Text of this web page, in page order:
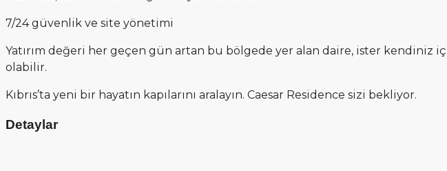
7/24 güvenlik ve site yönetimi
Yatırım değeri her geçen gün artan bu bölgede yer alan daire, ister kendiniz
olabilir.
Kıbrıs’ta yeni bir hayatın kapılarını aralayın. Caesar Residence sizi bekliyor.
Detaylar